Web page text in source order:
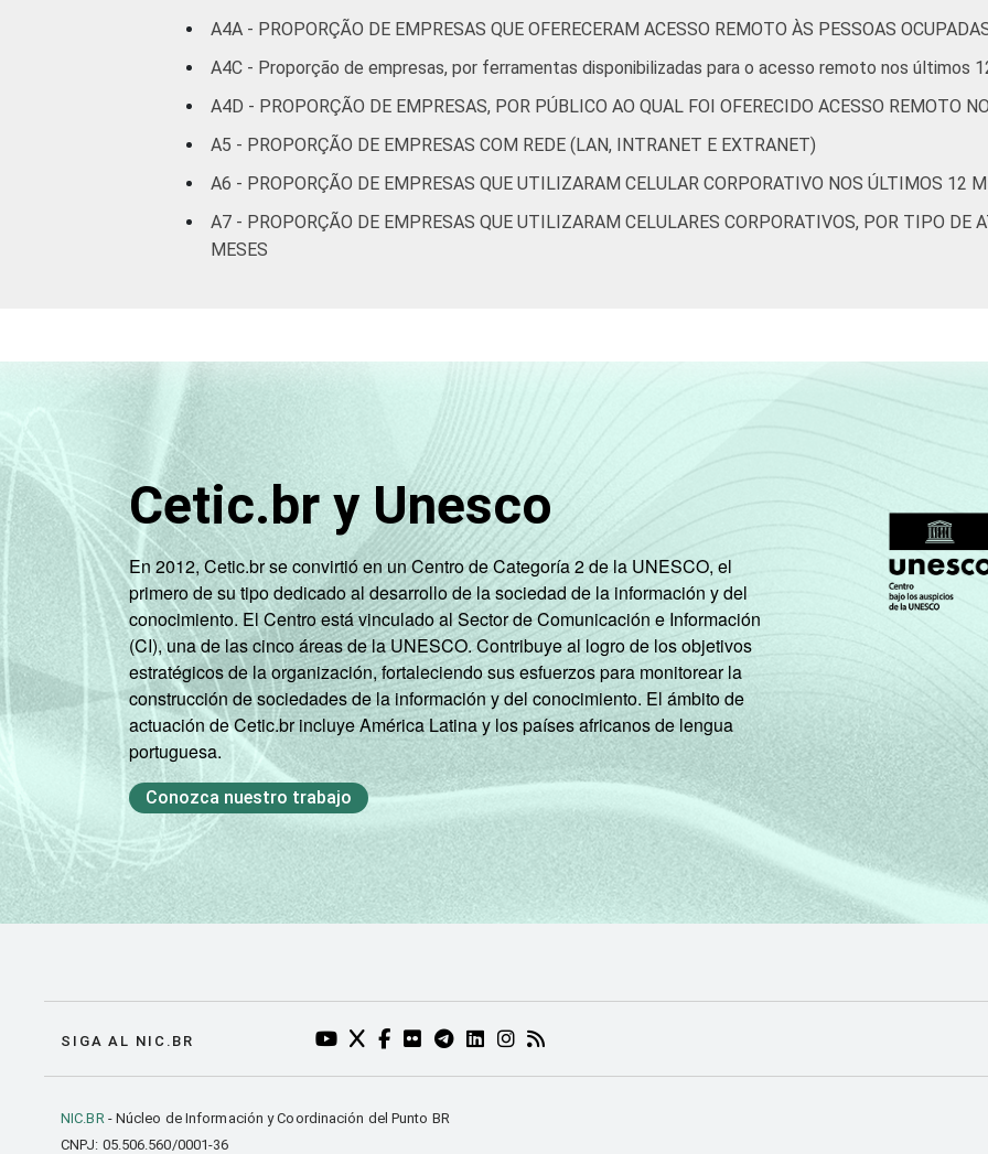
A4A - PROPORÇÃO DE EMPRESAS QUE OFERECERAM ACESSO
A4C - Proporção de empresas, por ferramentas disponibilizadas para o acesso remoto nos últimos
A4D - PROPORÇÃO DE EMPRESAS, POR PÚBLICO AO QUAL FOI OFERECIDO ACESSO REMOTO
A5 - PROPORÇÃO DE EMPRESAS COM REDE (LAN, INTRANET E EXTRANET)
A6 - PROPORÇÃO DE EMPRESAS QUE UTILIZARAM CELULAR CORPORATIVO NOS ÚLTIMOS 12
A7 - PROPORÇÃO DE EMPRESAS QUE UTILIZARAM CELULARES CORPORATIVOS, POR TIPO DE
MESES
Cetic.br y Unesco
En 2012, Cetic.br se convirtió en un Centro de Categoría 2 de la UNESCO, el
primero de su tipo dedicado al desarrollo de la sociedad de la información y del
conocimiento. El Centro está vinculado al Sector de Comunicación e Información
(CI), una de las cinco áreas de la UNESCO. Contribuye al logro de los objetivos
estratégicos de la organización, fortaleciendo sus esfuerzos para monitorear la
construcción de sociedades de la información y del conocimiento. El ámbito de
actuación de Cetic.br incluye América Latina y los países africanos de lengua
portuguesa.
Conozca nuestro trabajo
SIGA AL NIC.BR YOUTUBE DO NIC.BR (ABRE EM NOVA ABA)
TWITTER DO NIC.BR (ABRE EM NOVA ABA)
FACEBOOK DO NIC.BR (ABRE EM NOVA ABA)
FLICKR DO NIC.BR (ABRE EM NOVA ABA)
TELEGRAM DO NIC.BR (ABRE EM NOVA ABA)
LINKEDIN DO NIC.BR (ABRE EM NOVA ABA)
INSTAGRAM DO NIC.BR (ABRE EM NOVA ABA)
RSS DO NIC.BR (ABRE EM NOVA ABA)
NIC.BR- Núcleo de Información y Coordinación del Punto BR
CNPJ: 05.506.560/0001-36